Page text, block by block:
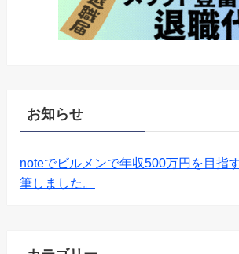
お知らせ
noteでビルメンで年収500万円を目指
筆しました。